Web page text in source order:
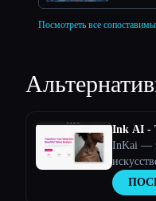
Посмотреть все
Ink AI -
InKai —
основе